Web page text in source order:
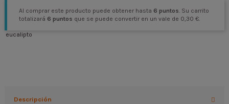
Al comprar este producto puede obtener hasta 6 puntos. Su carrito
totalizará 6 puntos que se puede convertir en un vale de 0,30 €.
eucalipto
Descripción